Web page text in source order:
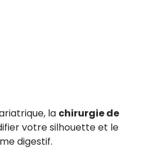
la chirurgie de
votre silhouette et le
digestif.